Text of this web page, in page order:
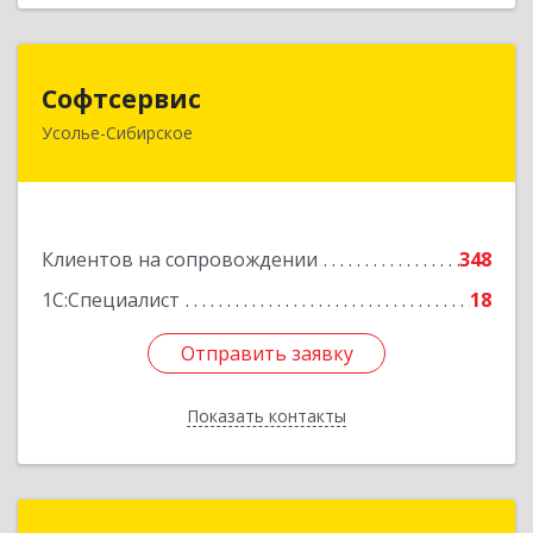
Софтсервис
Усолье-Сибирское
Клиентов на сопровождении
348
1С:Специалист
18
Отправить заявку
Показать контакты
665451, Иркутская обл, Усолье-Сибирское г,
Отправить заявку
Назад